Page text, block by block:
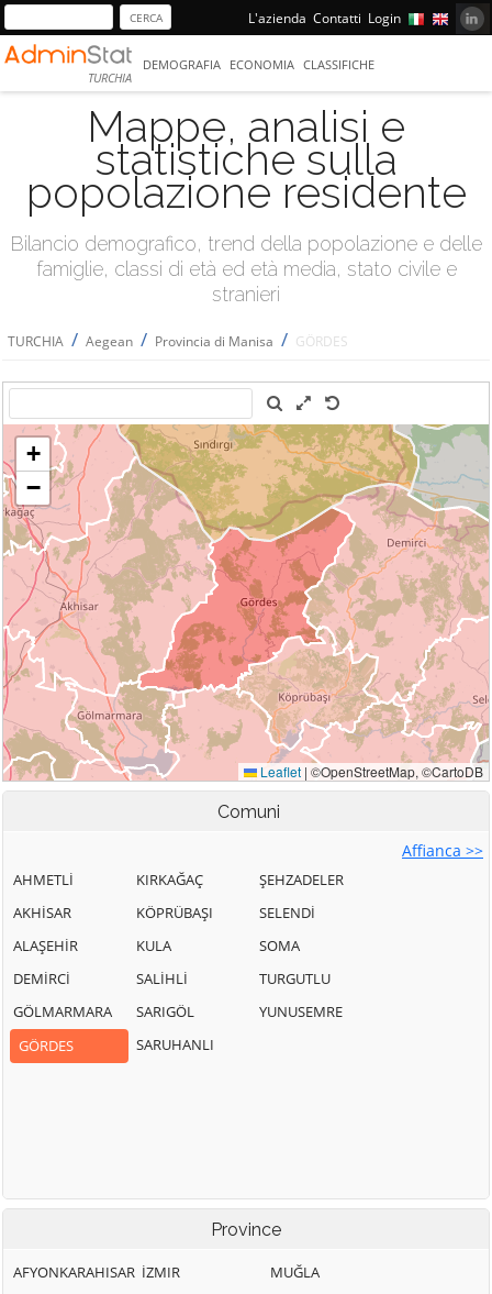
L'azienda Contatti Login
TURCHIA
DEMOGRAFIA ECONOMIA CLASSIFICHE
Mappe, analisi e
statistiche sulla
popolazione residente
Bilancio demografico, trend della popolazione e delle
famiglie, classi di età ed età media, stato civile e
stranieri
TURCHIA / Aegean / Provincia di Manisa / GÖRDES
Comuni
Affianca >>
AHMETLİ
AKHİSAR
ALAŞEHİR
DEMİRCİ
GÖLMARMARA
GÖRDES
KIRKAĞAÇ
KÖPRÜBAŞI
KULA
SALİHLİ
SARIGÖL
SARUHANLI
ŞEHZADELER
SELENDİ
SOMA
TURGUTLU
YUNUSEMRE
Province
AFYONKARAHISAR İZMIR
MUĞLA